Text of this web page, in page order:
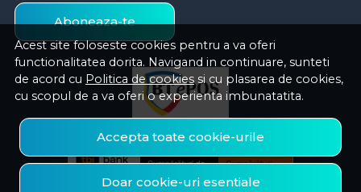
Acest site foloseste cookies pentru a va oferi
functionalitatea dorita. Navigand in continuare, sunteti
de acord cu Politica de cookies si cu plasarea de cookies,
cu scopul de a va oferi o experienta imbunatatita.
Accepta toate cookie-urile
Doar cookie-uri esentiale
Aboneaza-te